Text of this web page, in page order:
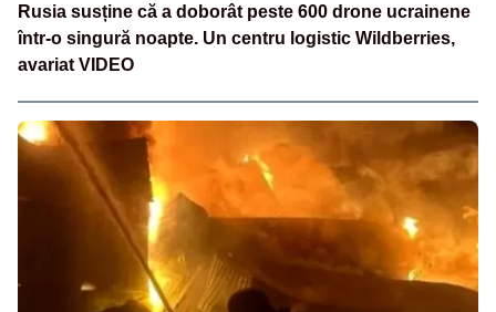
Rusia susține că a doborât peste 600 drone ucrainene
într-o singură noapte. Un centru logistic Wildberries,
avariat VIDEO